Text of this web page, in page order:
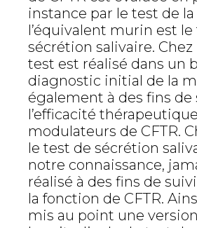
instance par le test de
l’équivalent murin est
sécrétion salivaire. Chez
test est réalisé dans un
diagnostic initial de la
également à des fins de
l’efficacité
modulateurs de CFTR.
le test de sécrétion
notre connaissance,
réalisé à des fins de
la fonction de CFTR.
mis au point une version